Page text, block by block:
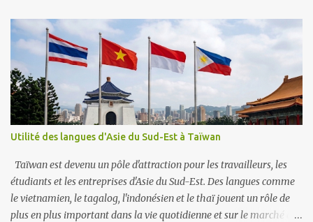
langues ont des mots et des expressions uniques qui peuvent
changer notre compréhension des choses. Par exemple, le mot
allemand « schadenfreude » décrit notre joie quand quelqu’un
d’autre a un problème. Ce mot spécifique n'existe peut-être pas
dans plusieurs autres langues, ce qui montre comment la langue
peut façonner nos pensées sur les émotions. Parler plus d'une
langue peut rendre notre cerveau plus flexible, ce qui nous permet
de passer plus facilement d'une façon de penser à une autre. Les
personnes bilingues réussissent souvent mieux dans les tâches qui
nécessitent de la...
Utilité des langues d'Asie du Sud-Est à Taïwan
Taïwan est devenu un pôle d'attraction pour les travailleurs, les
étudiants et les entreprises d'Asie du Sud-Est. Des langues comme
le vietnamien, le tagalog, l'indonésien et le thaï jouent un rôle de
plus en plus important dans la vie quotidienne et sur le marché du